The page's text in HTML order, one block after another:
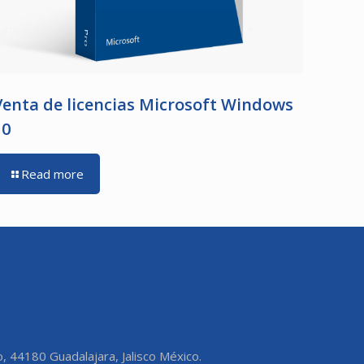
de licencias Microsoft Windows
Read more
44180 Guadalajara, Jalisco México.